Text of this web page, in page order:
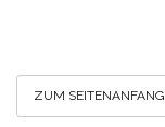
ZUM SEITENANFANG